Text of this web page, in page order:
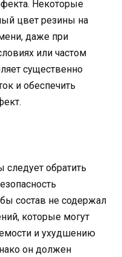
Некоторые
цвет резины на
даже при
или частом
существенно
и обеспечить
обратить
состав не содержал
которые могут
и ухудшению
он должен